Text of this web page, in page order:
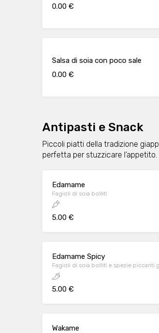
0.00 €
Salsa di soia con poco sale
0.00 €
Antipasti e Snack
Piccoli piatti della tradizione
perfetta per stuzzicare l’appetito.
Edamame
Fagioli di soia bolliti
5.00 €
Edamame Spicy
Fagioli di soia bolliti e spezie piccanti
5.00 €
Wakame